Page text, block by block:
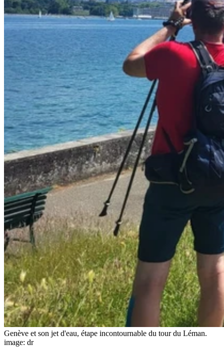
Genève et son jet d'eau, étape incontournable du tour du Léman.
image: dr